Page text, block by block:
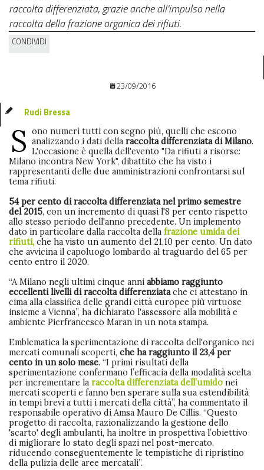
raccolta differenziata, grazie anche all'impulso nella
raccolta della frazione organica dei rifiuti.
CONDIVIDI
23/09/2016
Rudi Bressa
S ono numeri tutti con segno più, quelli che escono
analizzando i dati della raccolta differenziata di Milano.
L'occasione è quella dell'evento "Da rifiuti a risorse:
Milano incontra New York", dibattito che ha visto i
rappresentanti delle due amministrazioni confrontarsi sul
tema rifiuti.
54 per cento di raccolta differenziata nel primo semestre
del 2015, con un incremento di quasi l'8 per cento rispetto
allo stesso periodo dell'anno precedente. Un implemento
dato in particolare dalla raccolta della frazione umida dei
rifiuti, che ha visto un aumento del 21,10 per cento. Un dato
che avvicina il capoluogo lombardo al traguardo del 65 per
cento entro il 2020.
“A Milano negli ultimi cinque anni abbiamo raggiunto
eccellenti livelli di raccolta differenziatache ci attestano in
cima alla classifica delle grandi città europee più virtuose
insieme a Vienna”, ha dichiarato l'assessore alla mobilità e
ambiente Pierfrancesco Maran in un nota stampa.
Emblematica la sperimentazione di raccolta dell'organico nei
mercati comunali scoperti, che ha raggiunto il 23,4 per
cento in un solo mese. “I primi risultati della
sperimentazione confermano l’efficacia della modalità scelta
per incrementare la raccolta differenziata dell’umido nei
mercati scoperti e fanno ben sperare sulla sua estendibilità
in tempi brevi a tutti i mercati della città”, ha commentato il
responsabile operativo di Amsa Mauro De Cillis. “Questo
progetto di raccolta, razionalizzando la gestione dello
'scarto' degli ambulanti, ha inoltre in prospettiva l’obiettivo
di migliorare lo stato degli spazi nel post-mercato,
riducendo conseguentemente le tempistiche di ripristino
della pulizia delle aree mercatali”.